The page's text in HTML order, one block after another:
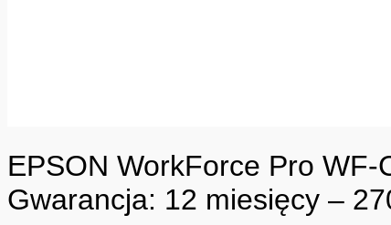
EPSON WorkForce Pro
Gwarancja: 12 miesięcy –